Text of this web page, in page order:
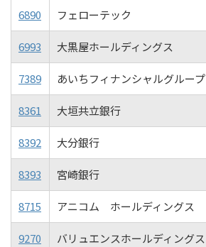
6890 フェローテック
6993 大黒屋ホールディングス
7389 あいちフィナンシャルグループ
8361 大垣共立銀行
8392 大分銀行
8393 宮崎銀行
8715 アニコム ホールディングス
9270 バリュエンスホールディングス